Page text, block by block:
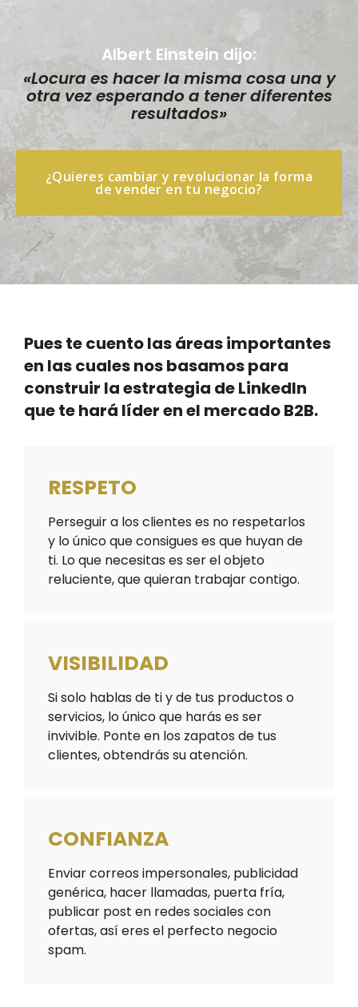
Albert Einstein dijo:
«Locura es hacer la misma cosa una y
otra vez esperando a tener diferentes
resultados»
¿Quieres cambiar y revolucionar la forma
de vender en tu negocio?
Pues te cuento las áreas importantes
en las cuales nos basamos para
construir la estrategia de LinkedIn
que te hará líder en el mercado B2B.
RESPETO
Perseguir a los clientes es no respetarlos
y lo único que consigues es que huyan de
ti. Lo que necesitas es ser el objeto
reluciente, que quieran trabajar contigo.
VISIBILIDAD
Si solo hablas de ti y de tus productos o
servicios, lo único que harás es ser
invivible. Ponte en los zapatos de tus
clientes, obtendrás su atención.
CONFIANZA
Enviar correos impersonales, publicidad
genérica, hacer llamadas, puerta fría,
publicar post en redes sociales con
ofertas, así eres el perfecto negocio
spam.